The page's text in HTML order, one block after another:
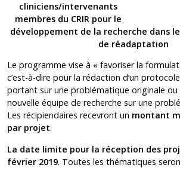
cliniciens/intervenants
membres du CRIR pour le
développement de la recherche dans
de réadaptation
Le programme vise à « favoriser la
c’est-à-dire pour la rédaction d’un
portant sur une problématique originale ou
nouvelle équipe de recherche sur une
Les récipiendaires recevront un montant
par projet.
La date limite pour la réception des
février 2019. Toutes les thématiques